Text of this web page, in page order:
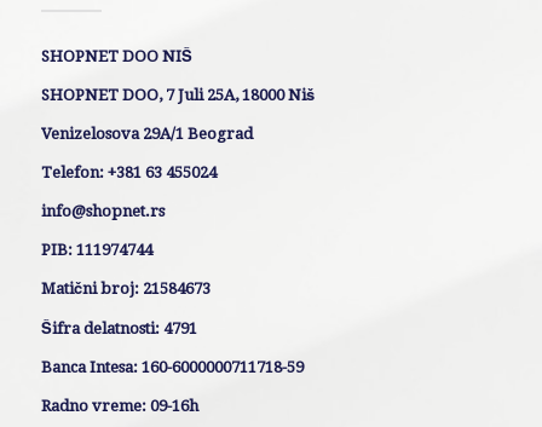
SHOPNET DOO NIŠ
SHOPNET DOO, 7 Juli 25A, 18000 Niš
Venizelosova 29A/1 Beograd
Telefon: +381 63 455024
info@shopnet.rs
PIB: 111974744
Matični broj: 21584673
Šifra delatnosti: 4791
Banca Intesa: 160-6000000711718-59
Radno vreme: 09-16h